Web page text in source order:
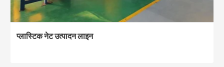
प्लास्टिक नेट उत्पादन लाइन